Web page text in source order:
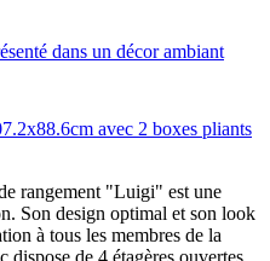
avec 2 boxes pliants
rangement "Luigi" est une
Son design optimal et son look
à tous les membres de la
dispose de 4 étagères ouvertes